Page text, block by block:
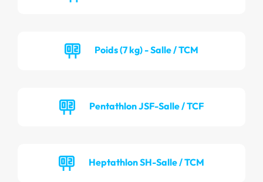
Poids (7 kg) - Salle / TCM
Pentathlon JSF-Salle / TCF
Heptathlon SH-Salle / TCM